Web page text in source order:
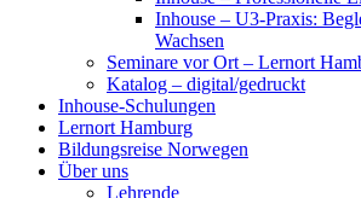
Inhouse – U3-Praxis:
Wachsen
Seminare vor Ort – Lernort
Katalog – digital/gedruckt
Inhouse-Schulungen
Lernort Hamburg
Bildungsreise Norwegen
Über uns
Lehrende